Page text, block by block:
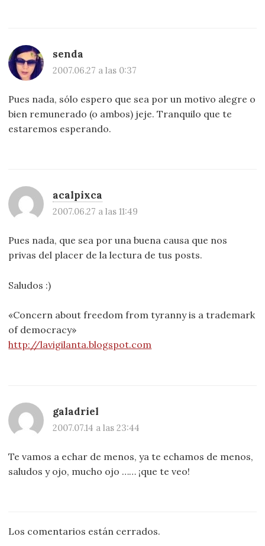
senda
2007.06.27 a las 0:37
Pues nada, sólo espero que sea por un motivo alegre o
bien remunerado (o ambos) jeje. Tranquilo que te
estaremos esperando.
acalpixca
2007.06.27 a las 11:49
Pues nada, que sea por una buena causa que nos
privas del placer de la lectura de tus posts.
Saludos :)
«Concern about freedom from tyranny is a trademark
of democracy»
http://lavigilanta.blogspot.com
galadriel
2007.07.14 a las 23:44
Te vamos a echar de menos, ya te echamos de menos,
saludos y ojo, mucho ojo …… ¡que te veo!
Los comentarios están cerrados.